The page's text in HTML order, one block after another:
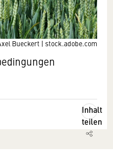
Bueckert | stock.adobe.com
Inhalt
teilen